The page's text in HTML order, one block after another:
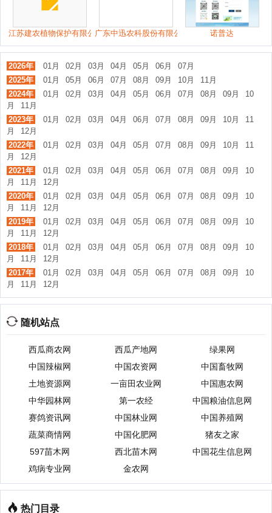
江苏建农植物保护有限公司广东中迅农科股份有限公司 诺普达
2026年 01月 02月 03月 04月 05月 06月
07月
2025年
01月 05月 06月 07月 08月 09月 10月
11月
2024年
01月 02月 03月 04月 05月 06月 07月 08月 09月
10
月
11月
2023年
01月 02月 03月 04月 06月 07月 08月 09月 10月
11
月
12月
2022年
01月 02月 03月 04月 05月 07月 08月 09月 10月
11
月
12月
2021年
01月 02月 03月 04月 05月 06月 07月 08月 09月
10
月
11月
12月
2020年
01月 02月 03月 04月 05月 06月 07月 08月 09月
10
月
11月
12月
2019年
01月 02月 03月 04月 05月 06月 07月 08月 09月
10
月
11月
12月
2018年
01月 02月 03月 04月 05月 06月 07月 08月 09月
10
月
11月
12月
2017年
01月 02月 03月 04月 05月 06月 07月 08月 09月
10
月
11月 12月
随机站点
西瓜商农网 西瓜产地网
绿果网
中国辣椒网
中国农资网
中国畜牧网
土地资源网
一亩田农业网
中国惠农网
中华园林网
第一农经
中国粮油信息网
赛鸽资讯网
中国林业网
中国养殖网
蔬菜商情网
中国化肥网
猪友之家
597苗木网
西北苗木网
中国花生信息网
鸡病专业网
金农网
热门目录